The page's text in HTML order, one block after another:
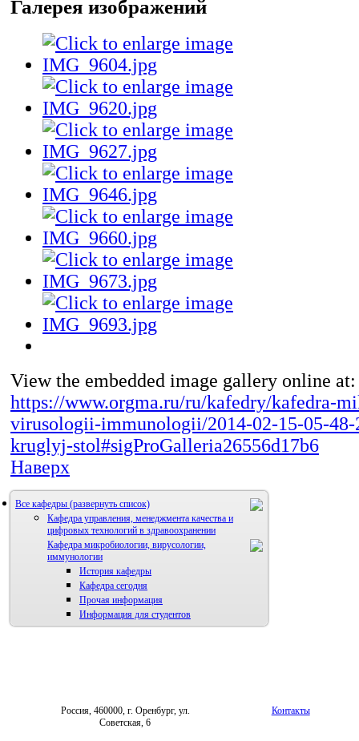
Галерея изображений
View the embedded image gallery online at:
https://www.orgma.ru/ru/kafedry/kafedra-
virusologii-immunologii/2014-02-15-05-
kruglyj-stol#sigProGalleria26556d17b6
Наверх
Все кафедры
Кафедра управления, менеджмента качества и
цифровых технологий в здравоохранении
Кафедра микробиологии, вирусологии,
иммунологии
История кафедры
Кафедра сегодня
Прочая информация
Информация для студентов
Россия, 460000, г. Оренбург, ул.
Советская, 6
Контакты